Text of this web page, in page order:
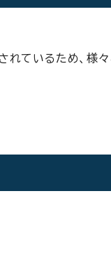
れているため、様